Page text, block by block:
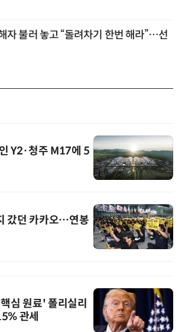
자 불러 놓고 “돌려차기 한번 해라”…선
Y2·청주 M17에 5
갔던 카카오…연봉
심 원료' 폴리실리
관세